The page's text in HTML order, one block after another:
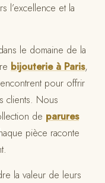
l’excellence et la
le domaine de la
bijouterie à Paris,
pour offrir
clients. Nous
de parures
pièce raconte
la valeur de leurs